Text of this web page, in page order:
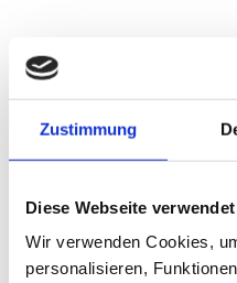
Zustimmung
Diese Webseite
Wir verwenden Cookies,
personalisieren,
Berufliche
Klinische Pharmakologie
Zusatzbezeichnung:
Qualifikationen:
Beratung